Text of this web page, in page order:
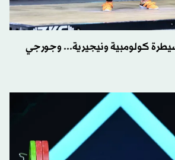
كولومبية ونيجيرية... وجورجي